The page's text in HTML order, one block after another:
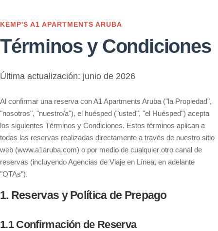
KEMP'S A1 APARTMENTS ARUBA
Términos y Condiciones
Última actualización: junio de 2026
Al confirmar una reserva con A1 Apartments Aruba ("la Propiedad",
"nosotros", "nuestro/a"), el huésped ("usted", "el Huésped") acepta
los siguientes Términos y Condiciones. Estos términos aplican a
todas las reservas realizadas directamente a través de nuestro sitio
web (www.a1aruba.com) o por medio de cualquier otro canal de
reservas (incluyendo Agencias de Viaje en Línea, en adelante
"OTAs").
1. Reservas y Política de Prepago
1.1 Confirmación de Reserva